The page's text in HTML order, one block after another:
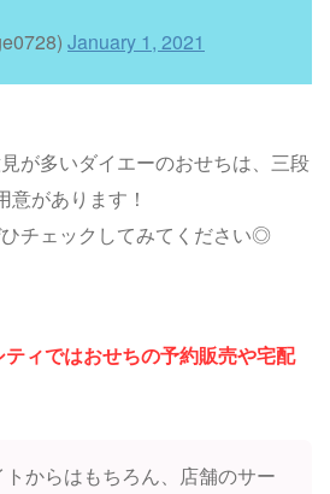
January 1, 2021
が多いダイエーのおせちは、三段
があります！
チェックしてみてください◎
ィではおせちの予約販売や宅配
からはもちろん、店舗のサー